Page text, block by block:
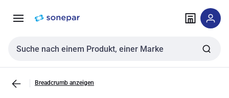
NavigationInhalt
Sucheingabe
Breadcrumb anzeigen